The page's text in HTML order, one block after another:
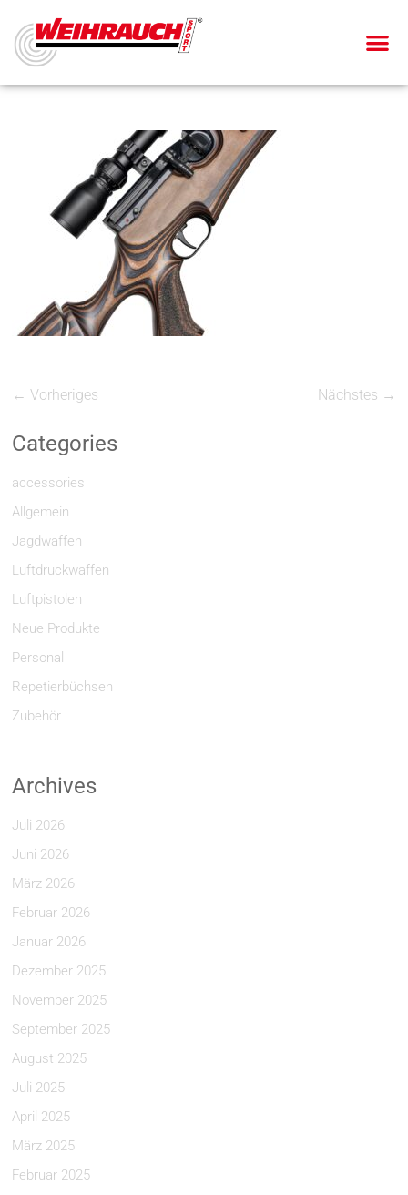
← Vorheriges Nächstes →
Categories
accessories
Allgemein
Jagdwaffen
Luftdruckwaffen
Luftpistolen
Neue Produkte
Personal
Repetierbüchsen
Zubehör
Archives
Juli 2026
Juni 2026
März 2026
Februar 2026
Januar 2026
Dezember 2025
November 2025
September 2025
August 2025
Juli 2025
April 2025
März 2025
Februar 2025